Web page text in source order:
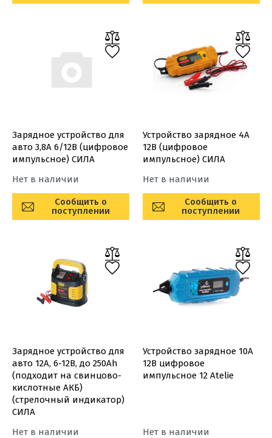
Зарядное устройство для
авто 3,8А 6/12В (цифровое
импульсное) СИЛА
Нет в наличии
Сообщить о
поступлении
Устройство зарядное 4А
12В (цифровое
импульсное) СИЛА
Нет в наличии
Сообщить о
поступлении
Зарядное устройство для
авто 12А, 6-12В, до 250Ah
(подходит на свинцово-
кислотные АКБ)
(стрелочный индикатор)
СИЛА
Нет в наличии
Устройство зарядное 10А
12В цифровое
импульсное 12 Atelie
Нет в наличии